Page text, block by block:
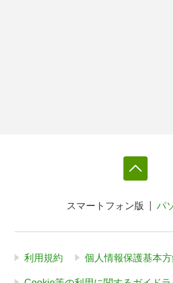
スマートフォン版 パ
利用規約 個人情報保護基本